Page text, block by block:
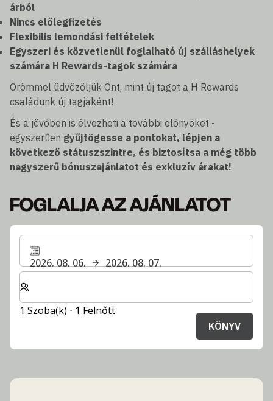
árból
Nincs előlegfizetés
Flexibilis lemondási feltételek
Egyszeri és közvetlenül foglalható új szálláshelyek
számára H Rewards-tagok számára
Örömmel üdvözöljük Önt, mint új tagot a H Rewards
családunk új tagjaként!
És a jövőben is élvezheti a további előnyöket -
egyszerűen gyűjtögesse a pontokat, lépjen a
következő státuszszintre, és biztosítsa a még több
nagyszerű bónuszajánlatot és exkluzív árakat!
FOGLALJA AZ AJÁNLATOT
2026. 08. 06.
2026. 08. 07.
Válassza ki a szobák és a vendégek számát
1 Szoba(k) ⋅ 1 Felnőtt
KÖNYV